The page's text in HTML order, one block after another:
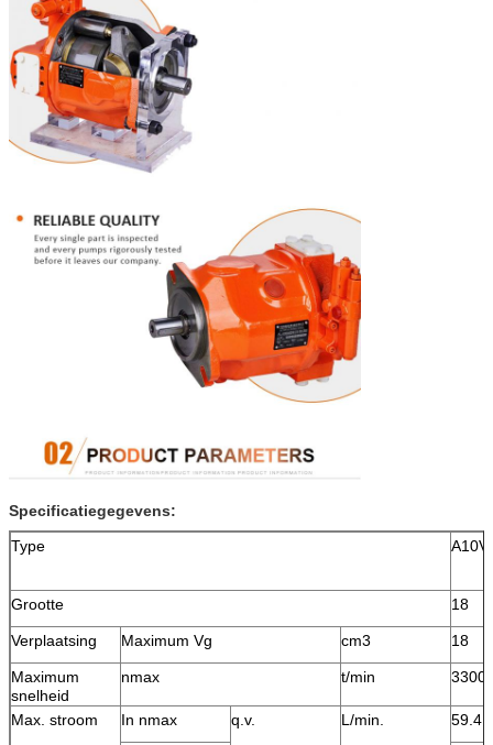
Specificatiegegevens:
Type
Grootte 18
Verplaatsing Maximum Vg cm3 18
Maximum
snelheid
nmax t/min 3300
Max. stroom In nmax q.v. L/min. 59.4